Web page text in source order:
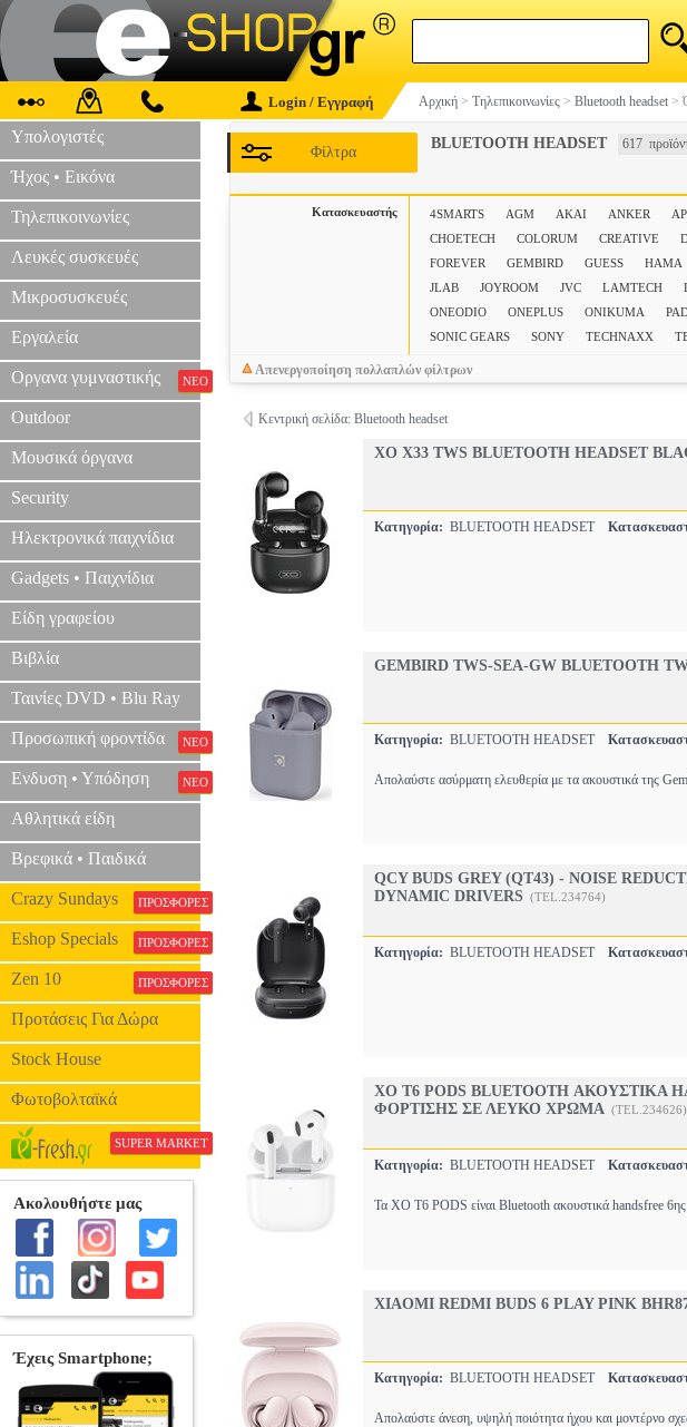
Login / Εγγραφή Αρχική > Τηλεπικοινωνίες > Bluetooth headset >
Υπολογιστές
Ήχος • Εικόνα
Τηλεπικοινωνίες
Λευκές συσκευές
Μικροσυσκευές
Εργαλεία
Οργανα γυμναστικής ΝΕΟ
Outdoor
Μουσικά όργανα
Security
Ηλεκτρονικά παιχνίδια
Gadgets • Παιχνίδια
Είδη γραφείου
Βιβλία
Ταινίες DVD • Blu Ray
Προσωπική φροντίδα ΝΕΟ
Ενδυση • Υπόδηση ΝΕΟ
Αθλητικά είδη
Βρεφικά • Παιδικά
Crazy Sundays ΠΡΟΣΦΟΡΕΣ
Eshop Specials ΠΡΟΣΦΟΡΕΣ
Zen 10 ΠΡΟΣΦΟΡΕΣ
Προτάσεις Για Δώρα
Stock House
Φωτοβολταϊκά
SUPER MARKET
BLUETOOTH HEADSET 617
Φίλτρα
Κατασκευαστής 4SMARTS AGM AKAI ANKER
CHOETECH
COLORUM CREATIVE
FOREVER
GEMBIRD GUESS HAMA
JLΑΒ
JOYROOM JVC LAMTECH
ONEODIO
ONEPLUS ONIKUMA
SONIC GEARS
SONY TECHNAXX
Απενεργοποίηση πολλαπλών φίλτρων
Κεντρική σελίδα: Bluetooth headset
XO X33 TWS BLUETOOTH HEADSET
Κατηγορία: BLUETOOTH HEADSET
GEMBIRD TWS-SEA-GW BLUETOOTH
Κατηγορία: BLUETOOTH HEADSET
Aπολαύστε ασύρματη ελευθερία με τα ακουστικά της
QCY BUDS GREY (QT43) - NOISE
DYNAMIC DRIVERS (TEL.234764)
Κατηγορία: BLUETOOTH HEADSET
XO T6 PODS BLUETOOTH
ΦΟΡΤΙΣΗΣ ΣΕ ΛΕΥΚΟ ΧΡΩΜΑ (TEL.234626)
Κατηγορία: BLUETOOTH HEADSET
Τα XO T6 PODS είναι Bluetooth ακουστικά handsfree
XIAOMI REDMI BUDS 6 PLAY PINK
Κατηγορία: BLUETOOTH HEADSET
Απολαύστε άνεση, υψηλή ποιότητα ήχου και μοντέρνο